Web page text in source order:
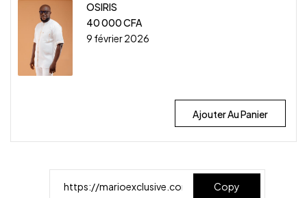
OSIRIS
40 000CFA
9 février 2026
Ajouter Au Panier
Copy